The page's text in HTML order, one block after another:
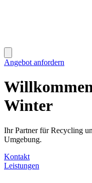
Angebot anfordern
Winter
Ihr Partner für Recycling
Umgebung.
Kontakt
Leistungen